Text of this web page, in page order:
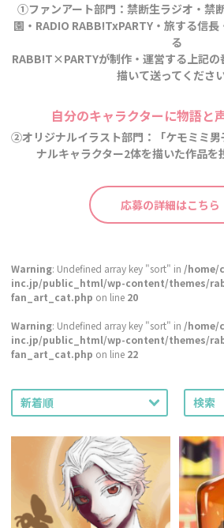
①ファンアート部門：禁断生ラジオ・禁
園・RADIO RABB!TxPARTY・旅する信
る
RABB!T×PARTYが制作・運営する上記の
描いて送ってください
自分のキャラクターに物語と
②オリジナルイラスト部門：「ケモミミ
ナルキャラクター2体を描いた作品を
応募の詳細はこちら
Warning: Undefined array key "sort" in /home/
inc.jp/public_html/wp-content/themes/
fan_art_cat.php on line 20
Warning: Undefined array key "sort" in /home/
inc.jp/public_html/wp-content/themes/
fan_art_cat.php on line 22
新着順